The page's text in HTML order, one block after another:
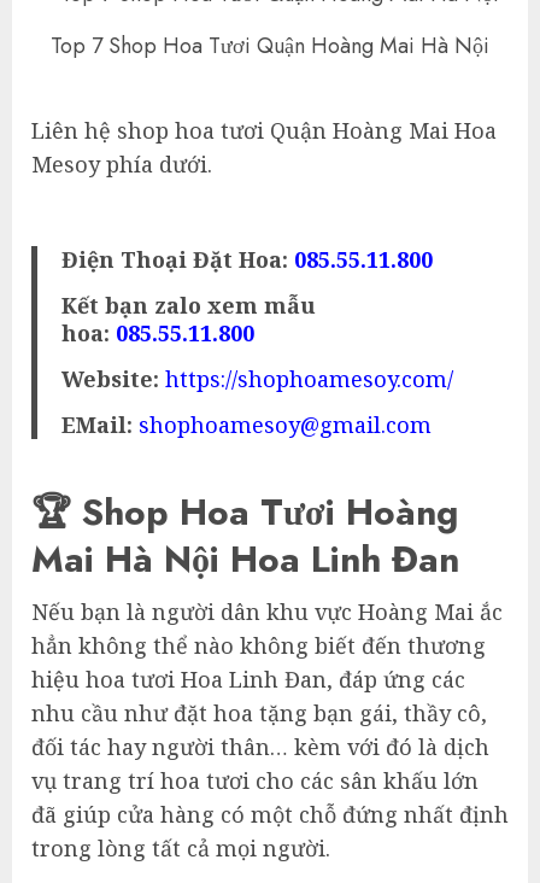
Top 7 Shop Hoa Tươi Quận Hoàng Mai Hà Nội
Liên hệ shop hoa tươi Quận Hoàng Mai Hoa
Mesoy phía dưới.
Điện Thoại Đặt Hoa: 085.55.11.800
Kết bạn zalo xem mẫu
hoa: 085.55.11.800
Website:https://shophoamesoy.com/
EMail: shophoamesoy@gmail.com
🏆 Shop Hoa Tươi Hoàng
Mai Hà Nội Hoa Linh Đan
Nếu bạn là người dân khu vực Hoàng Mai ắc
hẳn không thể nào không biết đến thương
hiệu hoa tươi Hoa Linh Đan, đáp ứng các
nhu cầu như đặt hoa tặng bạn gái, thầy cô,
đối tác hay người thân… kèm với đó là dịch
vụ trang trí hoa tươi cho các sân khấu lớn
đã giúp cửa hàng có một chỗ đứng nhất định
trong lòng tất cả mọi người.